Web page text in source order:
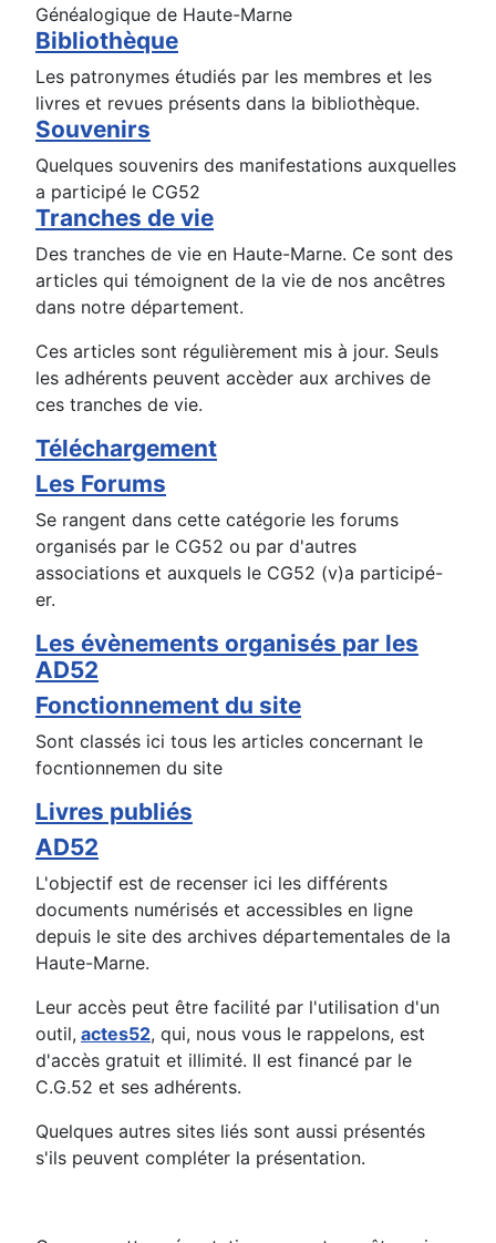
Généalogique de Haute-Marne
Bibliothèque
Les patronymes étudiés par les membres et les
livres et revues présents dans la bibliothèque.
Souvenirs
Quelques souvenirs des manifestations auxquelles
a participé le CG52
Tranches de vie
Des tranches de vie en Haute-Marne. Ce sont des
articles qui témoignent de la vie de nos ancêtres
dans notre département.
Ces articles sont régulièrement mis à jour. Seuls
les adhérents peuvent accèder aux archives de
ces tranches de vie.
Téléchargement
Les Forums
Se rangent dans cette catégorie les forums
organisés par le CG52 ou par d'autres
associations et auxquels le CG52 (v)a participé-
er.
Les évènements organisés par les
AD52
Fonctionnement du site
Sont classés ici tous les articles concernant le
focntionnemen du site
Livres publiés
AD52
L'objectif est de recenser ici les différents
documents numérisés et accessibles en ligne
depuis le site des archives départementales de la
Haute-Marne.
Leur accès peut être facilité par l'utilisation d'un
outil, actes52, qui, nous vous le rappelons, est
d'accès gratuit et illimité. Il est financé par le
C.G.52 et ses adhérents.
Quelques autres sites liés sont aussi présentés
s'ils peuvent compléter la présentation.